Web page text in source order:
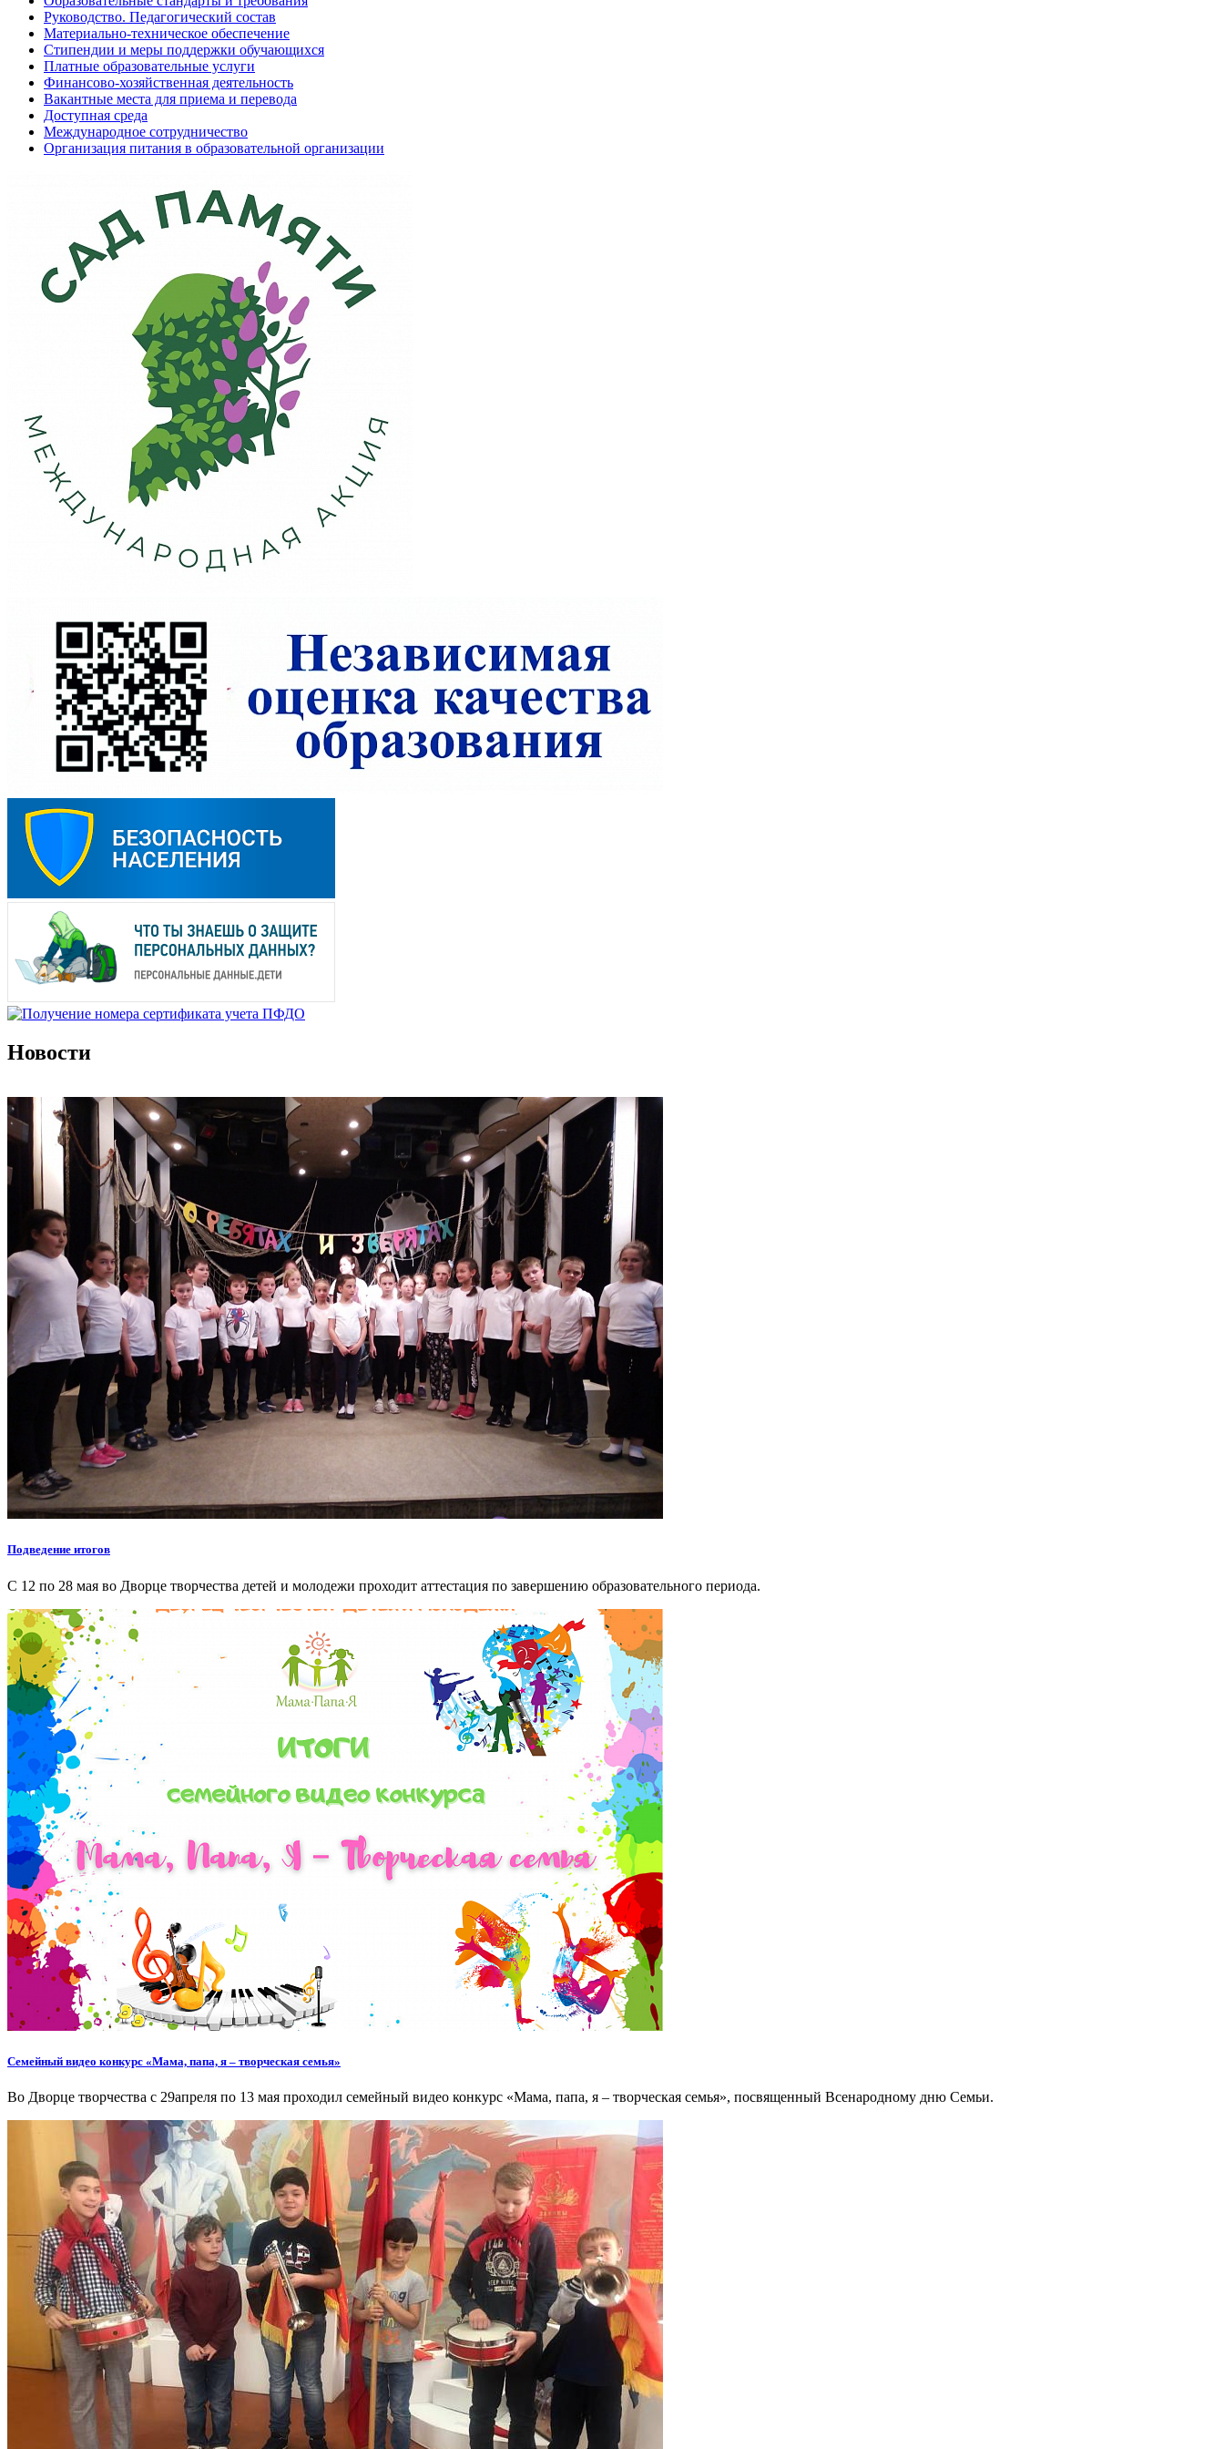
Руководство. Педагогический состав
Материально-техническое обеспечение
Стипендии и меры поддержки обучающихся
Платные образовательные услуги
Финансово-хозяйственная деятельность
Вакантные места для приема и перевода
Доступная среда
Международное сотрудничество
Организация питания в образовательной организации
Новости
Подведение итогов
С 12 по 28 мая во Дворце творчества детей и молодежи проходит аттестация по завершению образовательного периода.
Семейный видео конкурс «Мама, папа, я – творческая семья»
Во Дворце творчества с 29апреля по 13 мая проходил семейный видео конкурс «Мама, папа, я – творческая семья», посвященный Всенародному дню Семьи.